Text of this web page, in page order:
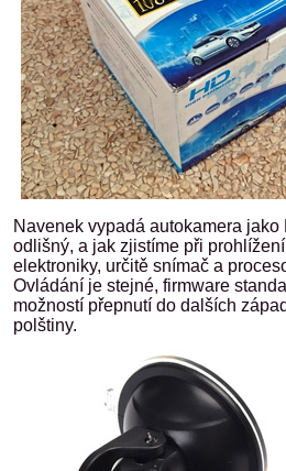
Navenek vypadá autokamera
odlišný, a jak zjistíme při
elektroniky, určitě snímač a
Ovládání je stejné, firmware
možností přepnutí do dalších
polštiny.